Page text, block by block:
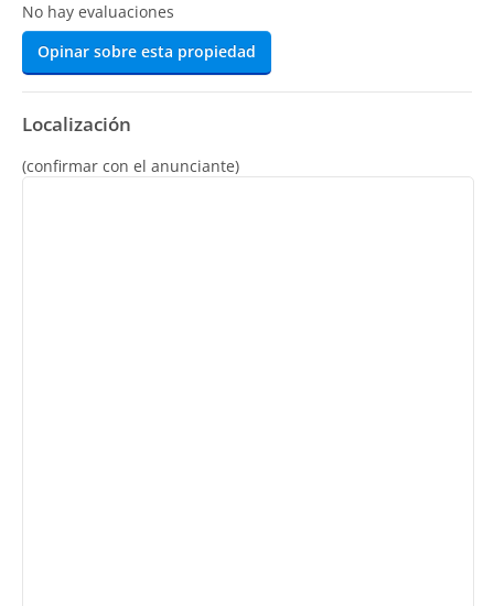
No hay evaluaciones
Opinar sobre esta propiedad
Localización
(confirmar con el anunciante)